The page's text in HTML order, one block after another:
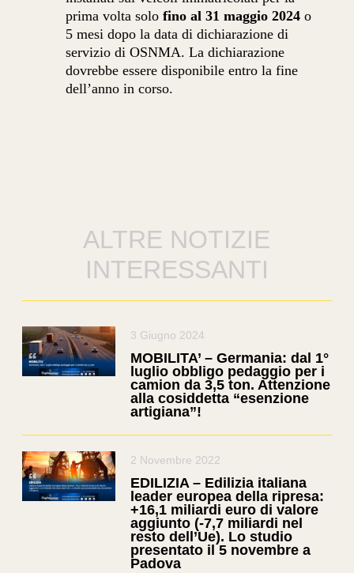
prima volta solofino al 31 maggio 2024 o
5 mesi dopo la data di dichiarazione di
servizio di OSNMA. La dichiarazione
dovrebbe essere disponibile entro la fine
dell’anno in corso.
ALTRE NOTIZIE
INTERESSANTI
3 Giugno 2024
MOBILITA’ – Germania: dal 1°
luglio obbligo pedaggio per i
camion da 3,5 ton. Attenzione
alla cosiddetta “esenzione
artigiana”!
2 Novembre 2022
EDILIZIA – Edilizia italiana
leader europea della ripresa:
+16,1 miliardi euro di valore
aggiunto (-7,7 miliardi nel
resto dell’Ue). Lo studio
presentato il 5 novembre a
Padova